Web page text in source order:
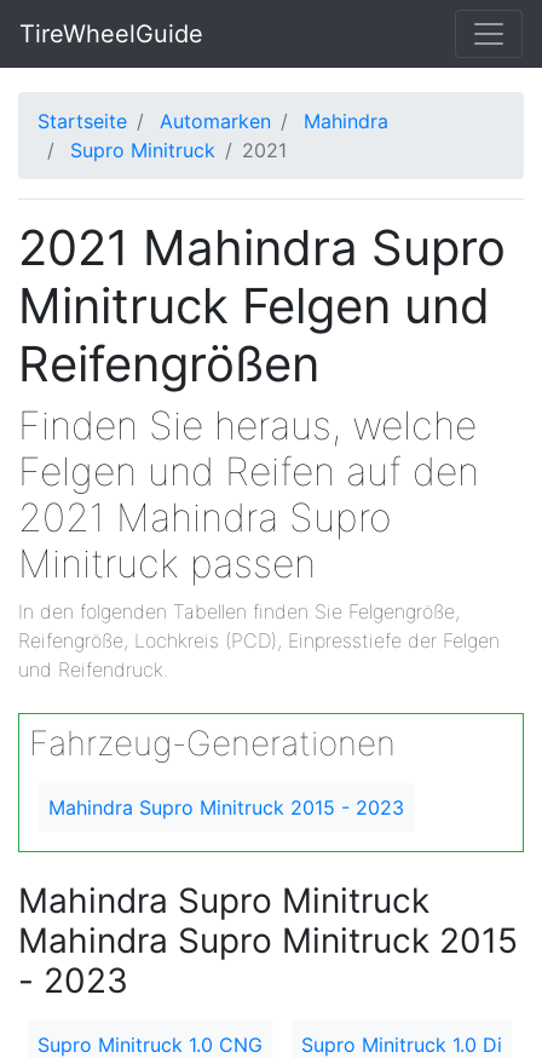
TireWheelGuide
Startseite Automarken
Mahindra
Supro Minitruck
2021
2021 Mahindra Supro
Minitruck Felgen und
Reifengrößen
Finden Sie heraus, welche
Felgen und Reifen auf den
2021 Mahindra Supro
Minitruck passen
In den folgenden Tabellen finden Sie Felgengröße,
Reifengröße, Lochkreis (PCD), Einpresstiefe der Felgen
und Reifendruck.
Fahrzeug-Generationen
Mahindra Supro Minitruck 2015 - 2023
Mahindra Supro Minitruck
Mahindra Supro Minitruck 2015
- 2023
Supro Minitruck 1.0 CNG Supro Minitruck 1.0 Di